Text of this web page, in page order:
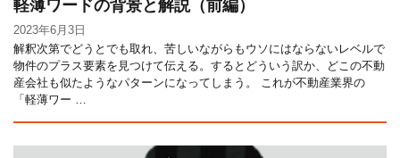
軽薄ワードの背景と解説（前編）
2023年6月3日
解釈次第でどうとでも取れ、苦しいながらもウソにはならないレベルで
物件のプラス要素を見つけて伝える。するとどういう訳か、どこの不動
産会社も似たようなパターンになってしまう。 これが不動産業界の
「軽薄ワー …